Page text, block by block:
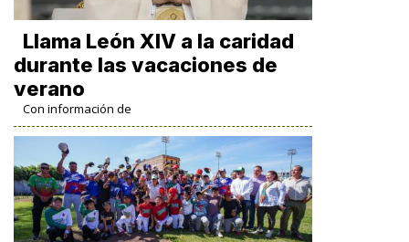
Llama León XIV a la caridad
durante las vacaciones de
verano
Con información de